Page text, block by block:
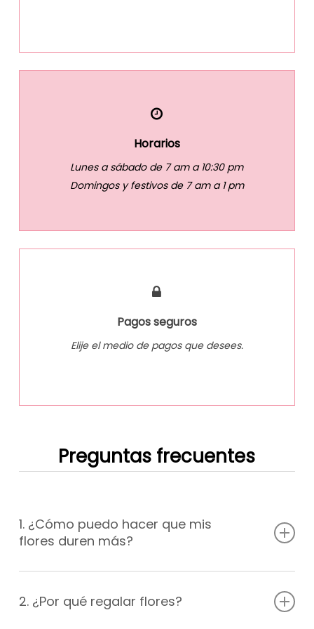
Horarios
Lunes a sábado de 7 am a 10:30 pm
Domingos y festivos de 7 am a 1 pm
Pagos seguros
Elije el medio de pagos que desees.
Preguntas frecuentes
1. ¿Cómo puedo hacer que mis
flores duren más?
solar directa y las corrientes de aire. Cambia el agua del
florero cada dos días y asegúrate de agregar nutrientes
2. ¿Por qué regalar flores?